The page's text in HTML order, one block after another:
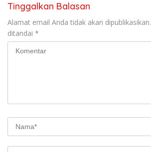
Tinggalkan Balasan
Alamat email Anda tidak akan dipublikasikan.
ditandai *